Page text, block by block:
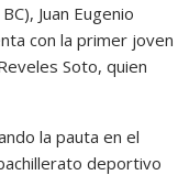
Juan Eugenio
con la primer joven
Soto, quien
la pauta en el
deportivo